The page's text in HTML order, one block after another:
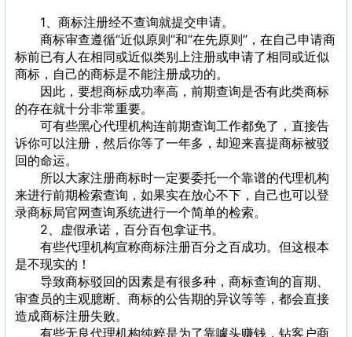
1、商标注册经不查询就提交申请。
商标审查遵循“近似原则”和“在先原则”，在自己申请商
标前已有人在相同或近似类别上注册或申请了相同或近似
商标，自己的商标是不能注册成功的。
因此，要想商标成功率高，前期查询是否有此类商标
的存在就十分非常重要。
可有些黑心代理机构连前期查询工作都免了，直接告
诉你可以注册，然后你等了一年多，却迎来喜提商标被驳
回的命运。
所以大家注册商标时一定要委托一个靠谱的代理机构
来进行前期检索查询，如果实在放心不下，自己也可以登
录商标局官网查询系统进行一个简单的检索。
2、虚假承诺，百分百包拿证书。
有些代理机构宣称商标注册百分之百成功。但这根本
是不现实的！
导致商标驳回的因素是有很多种，商标查询的盲期、
审查员的主观臆断、商标的公告期的异议等等，都会直接
造成商标注册失败。
有些无良代理机构纯粹是为了靠噱头赚钱，钻客户商